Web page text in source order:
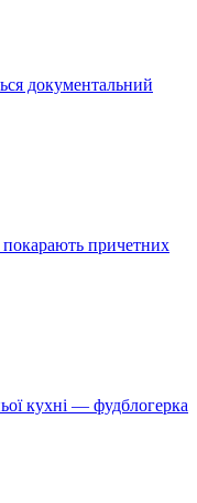
документальний
покарають причетних
кухні — фудблогерка